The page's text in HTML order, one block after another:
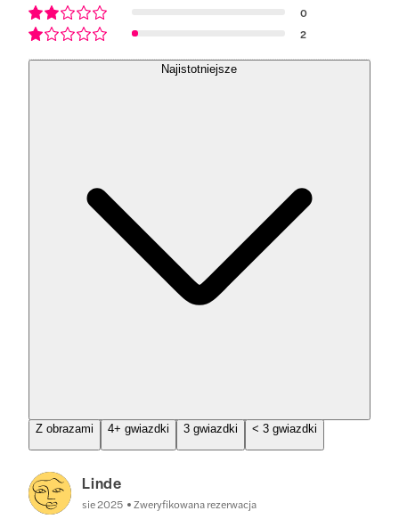
0
2
Najistotniejsze
Z obrazami 4+ gwiazdki 3 gwiazdki < 3 gwiazdki
Linde
sie 2025 Zweryfikowana rezerwacja